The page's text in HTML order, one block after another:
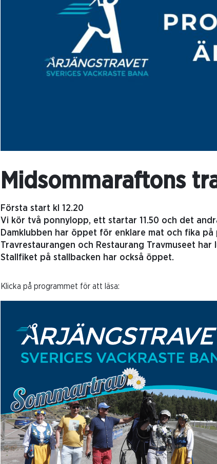
Midsommaraftons
Första start kl 12.20
Vi kör två ponnylopp, ett startar 11.50 och det
Damklubben har öppet för enklare mat och fika på
Travrestaurangen och Restaurang Travmuseet har
Stallfiket på stallbacken har också öppet.
Klicka på programmet för att läsa: